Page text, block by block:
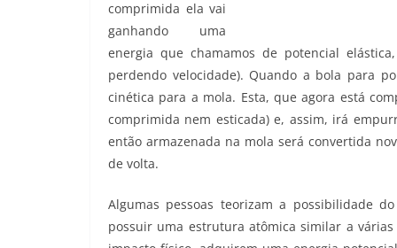
comprimida ela vai
ganhando uma
energia que chamamos de potencial
perdendo velocidade). Quando a bola para
cinética para a mola. Esta, que agora está
comprimida nem esticada) e, assim, irá
então armazenada na mola será convertida
de volta.
Algumas pessoas teorizam a possibilidade
possuir uma estrutura atômica similar a